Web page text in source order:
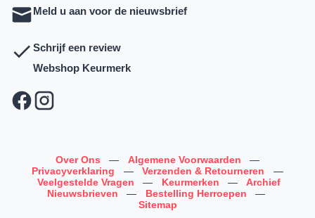
Meld u aan voor de nieuwsbrief
Schrijf een review
Webshop Keurmerk
Over Ons — Algemene Voorwaarden
—
Privacyverklaring
— Verzenden & Retourneren
—
Veelgestelde Vragen
— Keurmerken —
Archief
Nieuwsbrieven
— Bestelling Herroepen
—
Sitemap